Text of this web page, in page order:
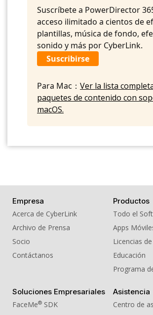
Suscríbete a PowerDirector
acceso ilimitado a cientos de
plantillas, música de fondo,
sonido y más por CyberLink.
Suscribirse
Para Mac： Ver la lista
paquetes de contenido con
macOS.
Empresa
Acerca de CyberLink
Archivo de Prensa
Socio
Contáctanos
Productos
Todo el
Apps
Licencias
Educación
Programa
Soluciones Empresariales
FaceMe® SDK
Asistencia
Centro de